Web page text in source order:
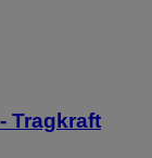
Tragkraft